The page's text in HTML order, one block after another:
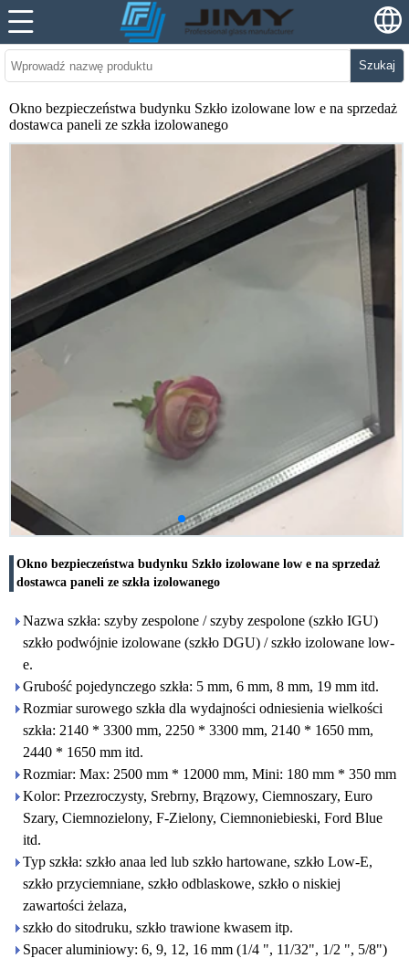
Szukaj
Okno bezpieczeństwa budynku Szkło izolowane low e na sprzedaż
dostawca paneli ze szkła izolowanego
Okno bezpieczeństwa budynku Szkło izolowane low e na sprzedaż
dostawca paneli ze szkła izolowanego
Nazwa szkła: szyby zespolone / szyby zespolone (szkło IGU)
szkło podwójnie izolowane (szkło DGU) / szkło izolowane low-
e.
Grubość pojedynczego szkła: 5 mm, 6 mm, 8 mm, 19 mm itd.
Rozmiar surowego szkła dla wydajności odniesienia wielkości
szkła: 2140 * 3300 mm, 2250 * 3300 mm, 2140 * 1650 mm,
2440 * 1650 mm itd.
Rozmiar: Max: 2500 mm * 12000 mm, Mini: 180 mm * 350 mm
Kolor: Przezroczysty, Srebrny, Brązowy, Ciemnoszary, Euro
Szary, Ciemnozielony, F-Zielony, Ciemnoniebieski, Ford Blue
itd.
Typ szkła: szkło anaa led lub szkło hartowane, szkło Low-E,
szkło przyciemniane, szkło odblaskowe, szkło o niskiej
zawartości żelaza,
szkło do sitodruku, szkło trawione kwasem itp.
Spacer aluminiowy: 6, 9, 12, 16 mm (1/4 ", 11/32", 1/2 ", 5/8")